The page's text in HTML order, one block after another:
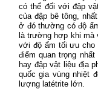
có thể đối với đập
của đập bê tông,
ở đó thường có độ
là trường hợp khi mà
với độ ẩm tối ưu cho
điểm quan trọng
hay đập vật liệu địa
quốc gia vùng nhiệt
lượng latétrite lớn.